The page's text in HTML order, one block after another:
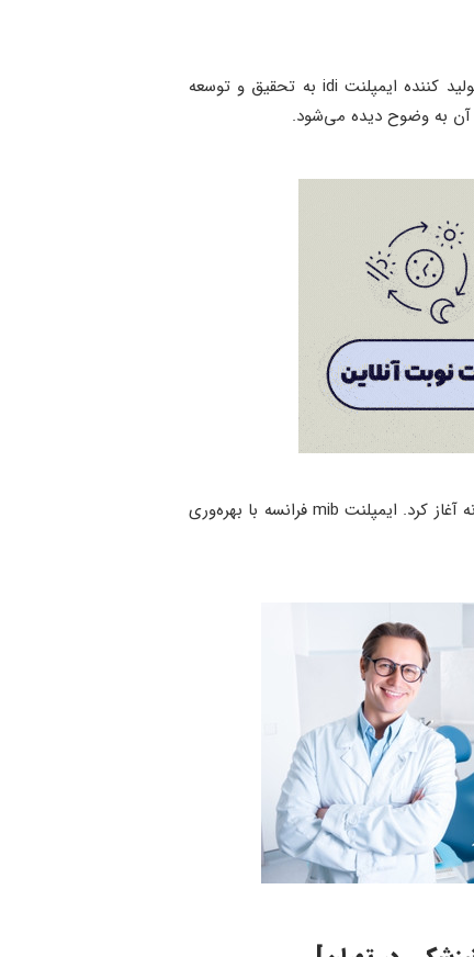
این برند فعالیت خود را از سال ۱۳۸۲ در ایران آغاز کرد. جنس این نوع ایمپلنت فرانسوی، تیتانیوم گرید۵ است. شرکت تولید کننده ایمپلنت idi به تحقیق و توسعه
آن به وضوح دیده می‌شود.
شرکت تولید کننده ایمپلنت فرانسوی mib، از سال ۱۹۹۹ فعالیت خود را برای ارائه محصولات در بازار محلی فرانسه و خاورمیانه آغاز کرد. ایمپلنت mib فرانسه با بهره‌وری